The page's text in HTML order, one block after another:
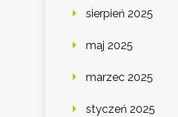
sierpień 2025
maj 2025
marzec 2025
styczeń 2025